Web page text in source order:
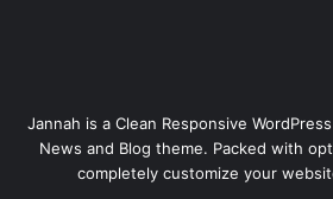
Jannah is a Clean Responsive
News and Blog theme. Packed with
completely customize your